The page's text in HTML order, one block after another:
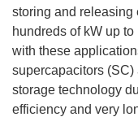
storing and releasing
hundreds of kW up
with these
supercapacitors
storage technology
efficiency and very